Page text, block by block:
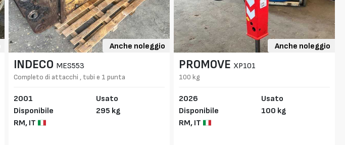
Anche noleggio
INDECO MES553
Completo di attacchi , tubi e 1 punta
2001
Disponibile
RM, IT
Usato
295 kg
Anche noleggio
PROMOVE XP101
100 kg
2026
Disponibile
RM, IT
Usato
100 kg